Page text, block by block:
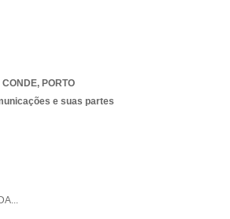
, PORTO
e suas partes
...